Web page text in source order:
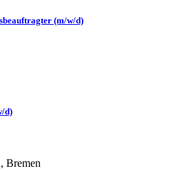
(m/w/d)
d)
Bremen